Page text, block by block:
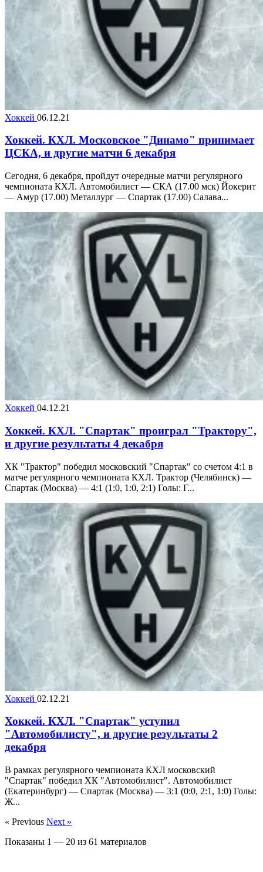
Хоккей 06.12.21
Хоккей. КХЛ. Московское "Динамо" принимает
ЦСКА, и другие матчи 6 декабря
Сегодня, 6 декабря, пройдут очередные матчи регулярного
чемпионата КХЛ. Автомобилист — СКА (17.00 мск) Йокерит
— Амур (17.00) Металлург — Спартак (17.00) Салава...
Хоккей 04.12.21
Хоккей. КХЛ. "Спартак" проиграл "Трактору",
и другие результаты 4 декабря
ХК "Трактор" победил московский "Спартак" со счетом 4:1 в
матче регулярного чемпионата КХЛ. Трактор (Челябинск) —
Спартак (Москва) — 4:1 (1:0, 1:0, 2:1) Голы: Г...
Хоккей 02.12.21
Хоккей. КХЛ. "Спартак" уступил
"Автомобилисту", и другие результаты 2
декабря
В рамках регулярного чемпионата КХЛ московский
"Спартак" победил ХК "Автомобилист". Автомобилист
(Екатеринбург) — Спартак (Москва) — 3:1 (0:0, 2:1, 1:0) Голы:
Ж...
« Previous Next »
Показаны 1 — 20 из 61 материалов